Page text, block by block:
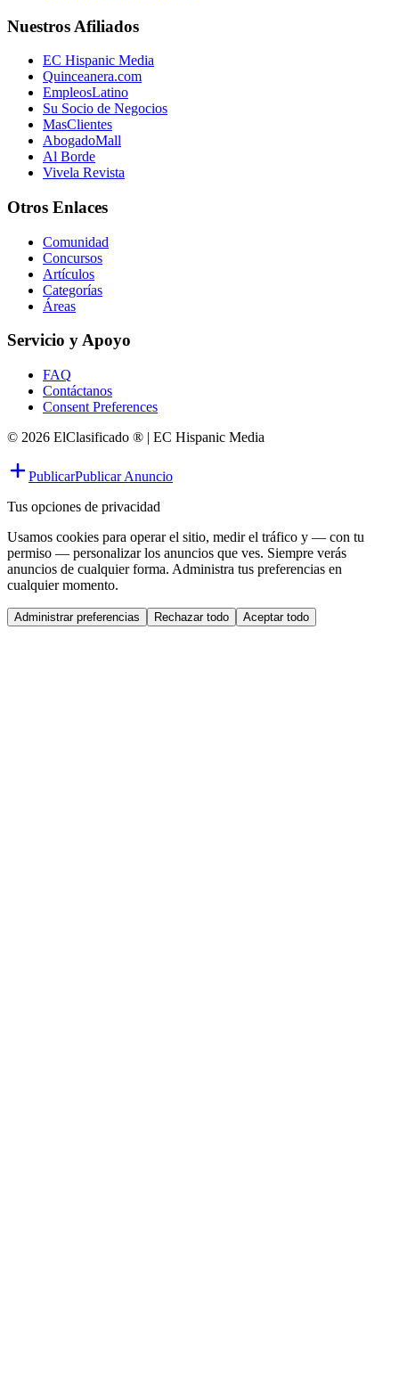
Nuestros Afiliados
EC Hispanic Media
Quinceanera.com
EmpleosLatino
Su Socio de Negocios
MasClientes
AbogadoMall
Al Borde
Vivela Revista
Otros Enlaces
Comunidad
Concursos
Artículos
Categorías
Áreas
Servicio y Apoyo
FAQ
Contáctanos
Consent Preferences
© 2026 ElClasificado ® | EC Hispanic Media
PublicarPublicar Anuncio
Tus opciones de privacidad
Usamos cookies para operar el sitio, medir el tráfico y — con tu
permiso — personalizar los anuncios que ves. Siempre verás
anuncios de cualquier forma. Administra tus preferencias en
cualquier momento.
Administrar preferencias Rechazar todo Aceptar todo